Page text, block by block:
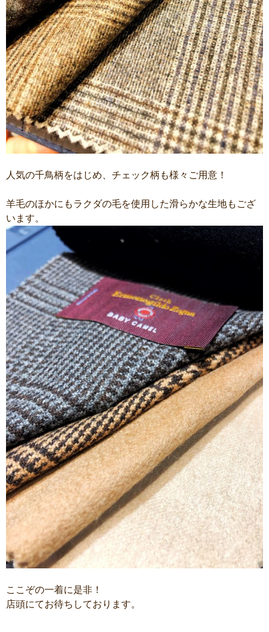
人気の千鳥柄をはじめ、チェック柄も様々ご用意！
羊毛のほかにもラクダの毛を使用した滑らかな生地もござ
います。
ここぞの一着に是非！
店頭にてお待ちしております。